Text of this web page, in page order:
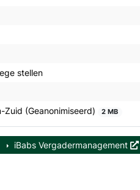
stellen
(Geanonimiseerd) 2 MB
iBabs Vergadermanagement